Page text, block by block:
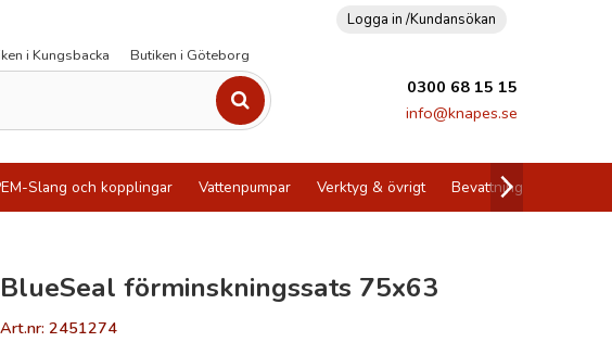
Logga in /Kundansökan
i Kungsbacka Butiken i Göteborg
0300 68 15 15
info@knapes.se
Slang och kopplingar Vattenpumpar Verktyg & övrigt Bevattning
BlueSeal förminskningssats 75x63
Art.nr: 2451274